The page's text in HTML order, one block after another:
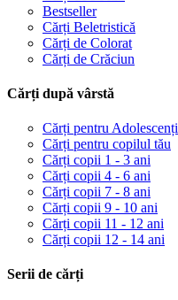
Bestseller
Cărți Beletristică
Cărți de Colorat
Cărți de Crăciun
Cărți după vârstă
Cărți pentru Adolescenți
Cărți pentru copilul tău
Cărți copii 1 - 3 ani
Cărți copii 4 - 6 ani
Cărți copii 7 - 8 ani
Cărți copii 9 - 10 ani
Cărți copii 11 - 12 ani
Cărți copii 12 - 14 ani
Serii de cărți